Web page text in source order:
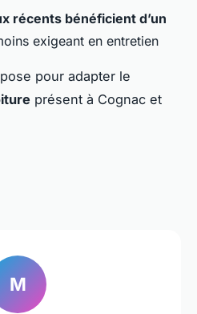
récents bénéficient d’un
exigeant en entretien
pour adapter le
présent à Cognac et
M